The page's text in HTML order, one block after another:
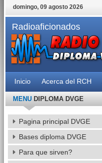
domingo, 09 agosto 2026
Radioaficionados
Inicio Acerca del RCH
MENUDIPLOMA DVGE
Pagina principal DVGE
Bases diploma DVGE
Para que sirven?